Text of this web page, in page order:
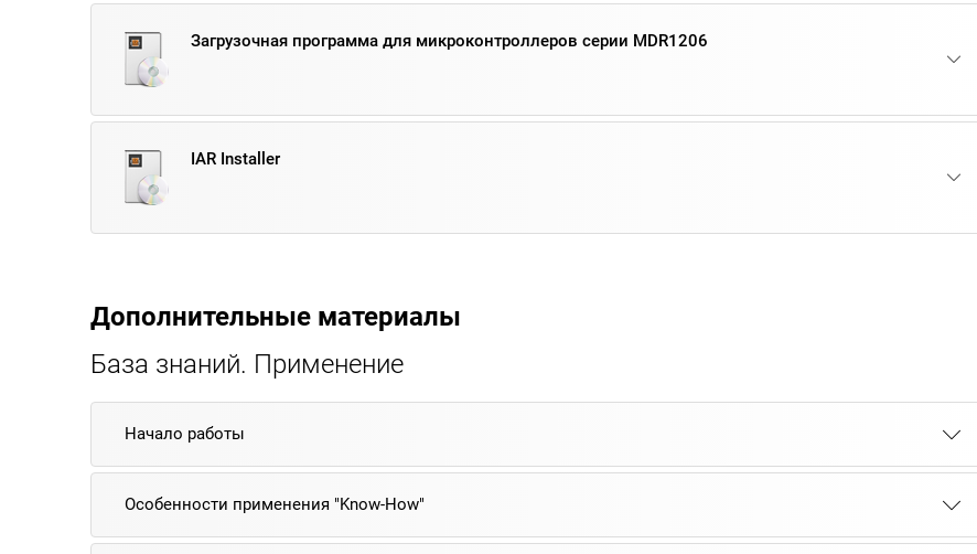
Загрузочная программа для микроконтроллеров серии MDR1206
IAR Installer
Дополнительные материалы
База знаний. Применение
Начало работы
Особенности применения "Know-How"